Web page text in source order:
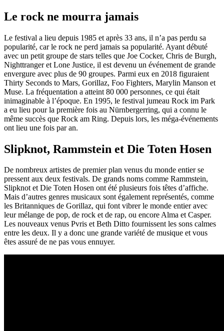
Le rock ne mourra jamais
Le festival a lieu depuis 1985 et après 33 ans, il n’a pas perdu sa
popularité, car le rock ne perd jamais sa popularité. Ayant débuté
avec un petit groupe de stars telles que Joe Cocker, Chris de Burgh,
Nighttranger et Lone Justice, il est devenu un événement de grande
envergure avec plus de 90 groupes. Parmi eux en 2018 figuraient
Thirty Seconds to Mars, Gorillaz, Foo Fighters, Marylin Manson et
Muse. La fréquentation a atteint 80 000 personnes, ce qui était
inimaginable à l’époque. En 1995, le festival jumeau Rock im Park
a eu lieu pour la première fois au Nürnbergerring, qui a connu le
même succès que Rock am Ring. Depuis lors, les méga-événements
ont lieu une fois par an.
Slipknot, Rammstein et Die Toten Hosen
De nombreux artistes de premier plan venus du monde entier se
pressent aux deux festivals. De grands noms comme Rammstein,
Slipknot et Die Toten Hosen ont été plusieurs fois têtes d’affiche.
Mais d’autres genres musicaux sont également représentés, comme
les Britanniques de Gorillaz, qui font vibrer le monde entier avec
leur mélange de pop, de rock et de rap, ou encore Alma et Casper.
Les nouveaux venus Pvris et Beth Ditto fournissent les sons calmes
entre les deux. Il y a donc une grande variété de musique et vous
êtes assuré de ne pas vous ennuyer.